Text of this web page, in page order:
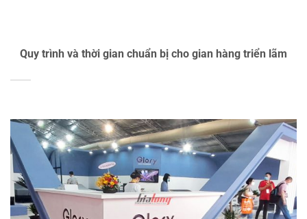
Quy trình và thời gian chuẩn bị cho gian hàng triển lãm